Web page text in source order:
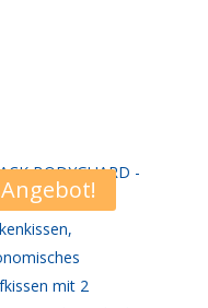
Angebot!